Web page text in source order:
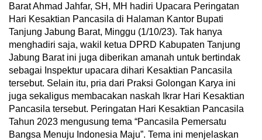
Barat Ahmad Jahfar, SH, MH hadiri Upacara Peringatan
Hari Kesaktian Pancasila di Halaman Kantor Bupati
Tanjung Jabung Barat, Minggu (1/10/23). Tak hanya
menghadiri saja, wakil ketua DPRD Kabupaten Tanjung
Jabung Barat ini juga diberikan amanah untuk bertindak
sebagai Inspektur upacara dihari Kesaktian Pancasila
tersebut. Selain itu, pria dari Praksi Golongan Karya ini
juga sekaligus membacakan naskah Ikrar Hari Kesaktian
Pancasila tersebut. Peringatan Hari Kesaktian Pancasila
Tahun 2023 mengusung tema “Pancasila Pemersatu
Bangsa Menuju Indonesia Maju”. Tema ini menjelaskan